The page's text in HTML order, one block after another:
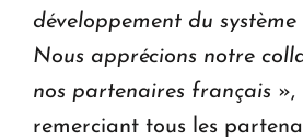
développement du
Nous apprécions notre
nos partenaires français »,
remerciant tous les